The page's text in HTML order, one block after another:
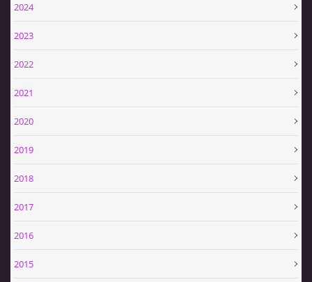
ZPRÁVY Z OSH KLATOVY
KDE NÁS NAJDETE
POMOCNÍCI A ZAJÍMAVOSTI
2024
2023
2022
2021
2020
2019
2018
2017
2016
2015